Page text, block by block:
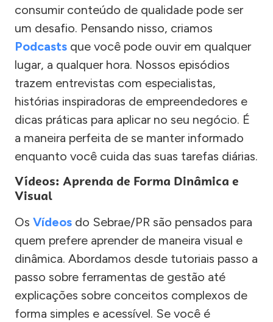
consumir conteúdo de qualidade pode ser
um desafio. Pensando nisso, criamos
Podcasts que você pode ouvir em qualquer
lugar, a qualquer hora. Nossos episódios
trazem entrevistas com especialistas,
histórias inspiradoras de empreendedores e
dicas práticas para aplicar no seu negócio. É
a maneira perfeita de se manter informado
enquanto você cuida das suas tarefas diárias.
Vídeos: Aprenda de Forma Dinâmica e
Visual
Os Vídeos do Sebrae/PR são pensados para
quem prefere aprender de maneira visual e
dinâmica. Abordamos desde tutoriais passo a
passo sobre ferramentas de gestão até
explicações sobre conceitos complexos de
forma simples e acessível. Se você é